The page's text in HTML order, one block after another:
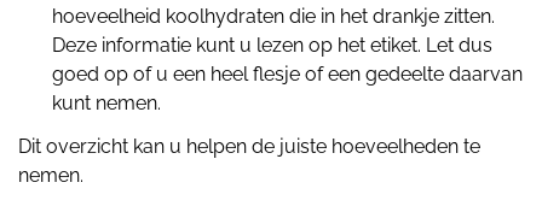
hoeveelheid koolhydraten die in het drankje zitten.
Deze informatie kunt u lezen op het etiket. Let dus
goed op of u een heel flesje of een gedeelte daarvan
kunt nemen.
Dit overzicht kan u helpen de juiste hoeveelheden te
nemen.